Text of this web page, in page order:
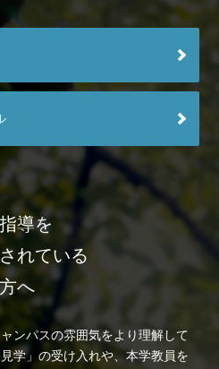
導を
れている
へ
ンパスの雰囲気をより理解して
学」の受け入れや、本学教員を